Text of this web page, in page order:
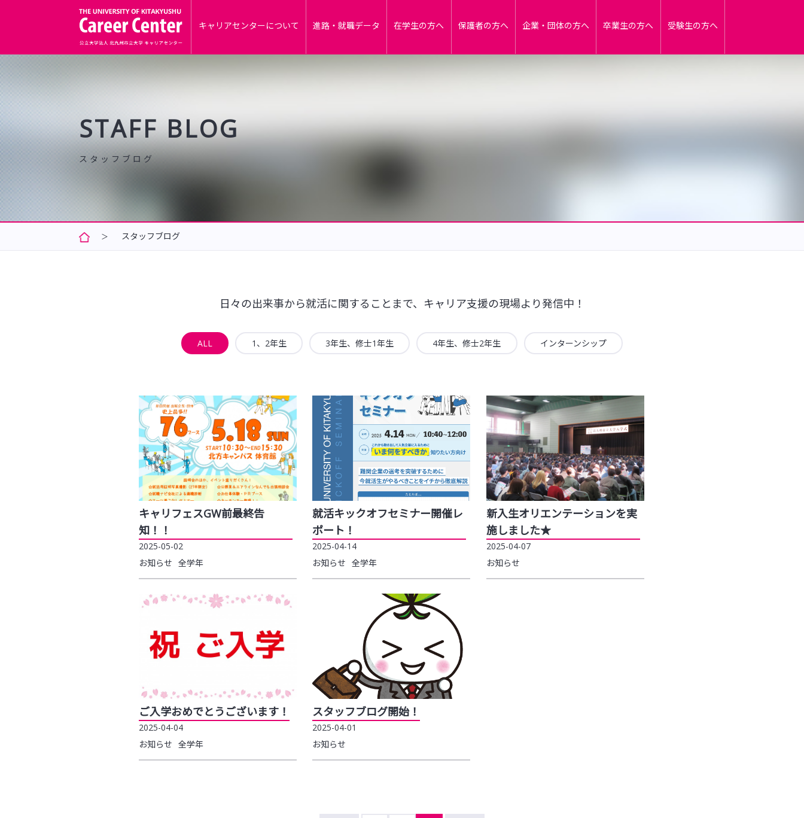
キャリアセンターについて 進路・就職データ 在学生の方へ 保護者の方へ 企業・団体の方へ 卒業生の方へ 受験生の方へ
STAFF BLOG
スタッフブログ
日々の出来事から就活に関することまで、キャリア支援の現場より発信中！
ALL 1、2年生 3年生、修士1年生 4年生、修士2年生 インターンシップ
キャリフェスGW前最終告
知！！
2025-05-02
お知らせ 全学年
就活キックオフセミナー開催レ
ポート！
2025-04-14
お知らせ 全学年
新入生オリエンテーションを実
施しました★
2025-04-07
お知らせ
ご入学おめでとうございます！
2025-04-04
お知らせ 全学年
スタッフブログ開始！
2025-04-01
お知らせ